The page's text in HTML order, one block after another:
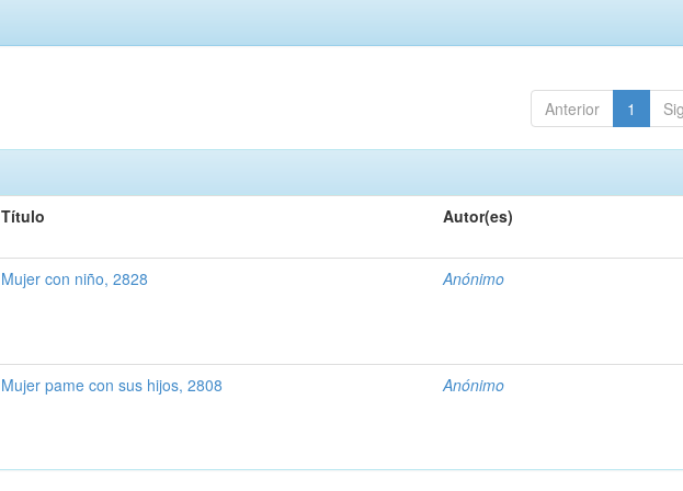
Anterior 1
Título Autor(es)
Mujer con niño, 2828 Anónimo
Mujer pame con sus hijos, 2808 Anónimo